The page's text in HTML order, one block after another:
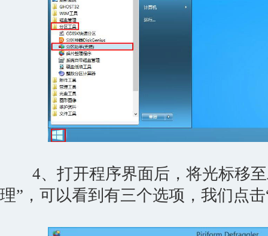
4、打开程序界面后，将光标移至
理”，可以看到有三个选项，我们点